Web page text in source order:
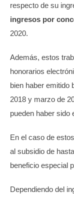
respecto de su
ingresos por
2020.
Además, estos
honorarios
bien haber emitido
2018 y marzo de
pueden haber sido
En el caso de
al subsidio de
beneficio especial
Dependiendo del